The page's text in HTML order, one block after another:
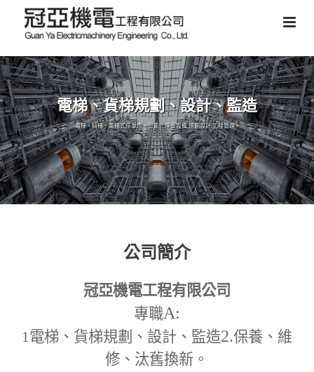
電梯、貨梯規劃、設計、監造
電梯、貨梯、電梯式停車塔、智能化停車設備,規劃設計,工程管理。
公司簡介
冠亞機電工程有限公司
專職A:
1電梯、貨梯規劃、設計、監造2.保養、維
修、汰舊換新。